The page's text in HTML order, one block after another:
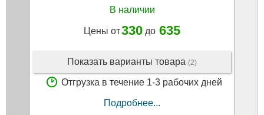
В наличии
Цены от330 до 635
Показать варианты товара (2)
Отгрузка в течение 1-3 рабочих дней
Подробнее...